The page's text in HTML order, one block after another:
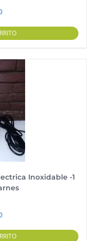
Inoxidable -1